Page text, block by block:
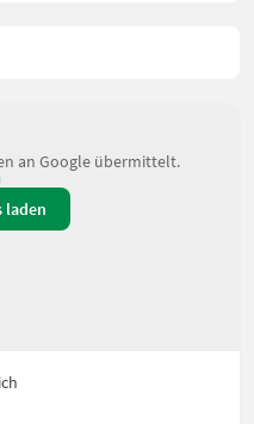
an Google übermittelt.
laden